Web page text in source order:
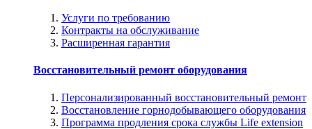
Услуги по требованию
Контракты на обслуживание
Расширенная гарантия
Восстановительный ремонт оборудования
Персонализированный восстановительный ремонт
Восстановление горнодобывающего оборудования
Программа продления срока службы Life extension